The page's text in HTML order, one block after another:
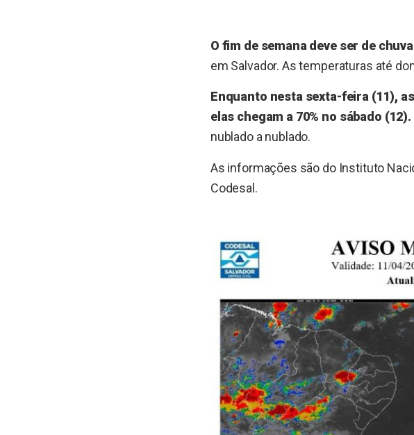
O fim de semana deve ser de
em Salvador. As temperaturas até
Enquanto nesta sexta-feira (11),
elas chegam a 70% no sábado (12).
nublado a nublado.
As informações são do Instituto
Codesal.